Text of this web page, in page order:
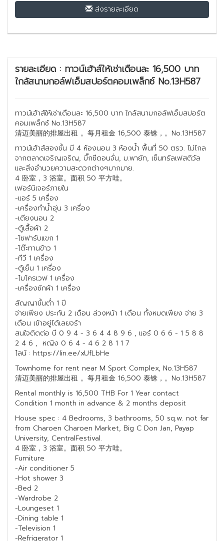
ส่งรายละเอียด
รายละเอียด : ทาวน์เฮ้าส์ให้เช่าเดือนละ 16,500 บาท
ใกล้สนามกอล์ฟเอ็มสปอร์ตคอมเพล็กซ์ No.13H587
ทาวน์เฮ้าส์ให้เช่าเดือนละ 16,500 บาท ใกล้สนามกอล์ฟเอ็มสปอร์ต
คอมเพล็กซ์ No.13H587
清迈美丽的排屋出租 。每月租金 16,500 泰铢，。No.13H587
ทาวน์เฮ้าส์สองชั้น มี 4 ห้องนอน 3 ห้องน้ำ พื้นที่ 50 ตรว. ไม่ไกล
จากตลาดเจริญเจริญ, บิ๊กซีดอนจั่น, ม.พายัท, เซ็นทรัลเฟสติวัล
และสิ่งอำนวยความสะดวกต่างๆมากมาย.
4 卧室，3 浴室。面积 50 平方哇。
เฟอร์นิเจอร์ภายใน
-แอร์ 5 เครื่อง
-เครื่องทำน้ำอุ่น 3 เครื่อง
-เตียงนอน 2
-ตู้เสื้อผ้า 2
-โซฟารับแขก 1
-โต๊ะทานข้าว 1
-ทีวี 1 เครื่อง
-ตู้เย็น 1 เครื่อง
-ไมโครเวฟ 1 เครื่อง
-เครื่องซักผ้า 1 เครื่อง
สัญญาขั้นต่ำ 1 ปี
จ่ายเพียง ประกัน 2 เดือน ล่วงหน้า 1 เดือน ทั้งหมดเพียง จ่าย 3
เดือน เข้าอยู่ได้เลยจร้า
สนใจติดต่อ บี 0 9 4 - 3 6 4 4 8 9 6 , แอร์ 0 6 6 - 1 5 8 8
2 4 6 , หญิง 0 6 4 - 4 6 2 8 1 1 7
ไลน์ : https://lin.ee/xUfLbHe
Townhome for rent near M Sport Complex, No.13H587
清迈美丽的排屋出租 。每月租金 16,500 泰铢，。No.13H587
Rental monthly is 16,500 THB For 1 Year contact
Condition 1 month in advance & 2 months deposit
House spec : 4 Bedrooms, 3 bathrooms, 50 sq.w. not far
from Charoen Charoen Market, Big C Don Jan, Payap
University, CentralFestival.
4 卧室，3 浴室。面积 50 平方哇。
Furniture
-Air conditioner 5
-Hot shower 3
-Bed 2
-Wardrobe 2
-Loungeset 1
-Dining table 1
-Television 1
-Refrigerator 1